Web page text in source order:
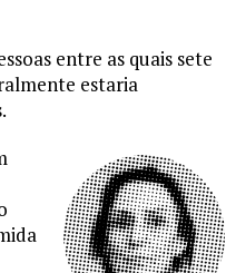
entre as quais sete
estaria